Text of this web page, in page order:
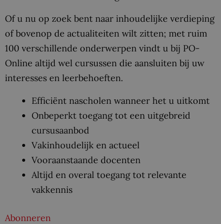
Of u nu op zoek bent naar inhoudelijke verdieping
of bovenop de actualiteiten wilt zitten; met ruim
100 verschillende onderwerpen vindt u bij PO-
Online altijd wel cursussen die aansluiten bij uw
interesses en leerbehoeften.
Efficiënt nascholen wanneer het u uitkomt
Onbeperkt toegang tot een uitgebreid
cursusaanbod
Vakinhoudelijk en actueel
Vooraanstaande docenten
Altijd en overal toegang tot relevante
vakkennis
Abonneren